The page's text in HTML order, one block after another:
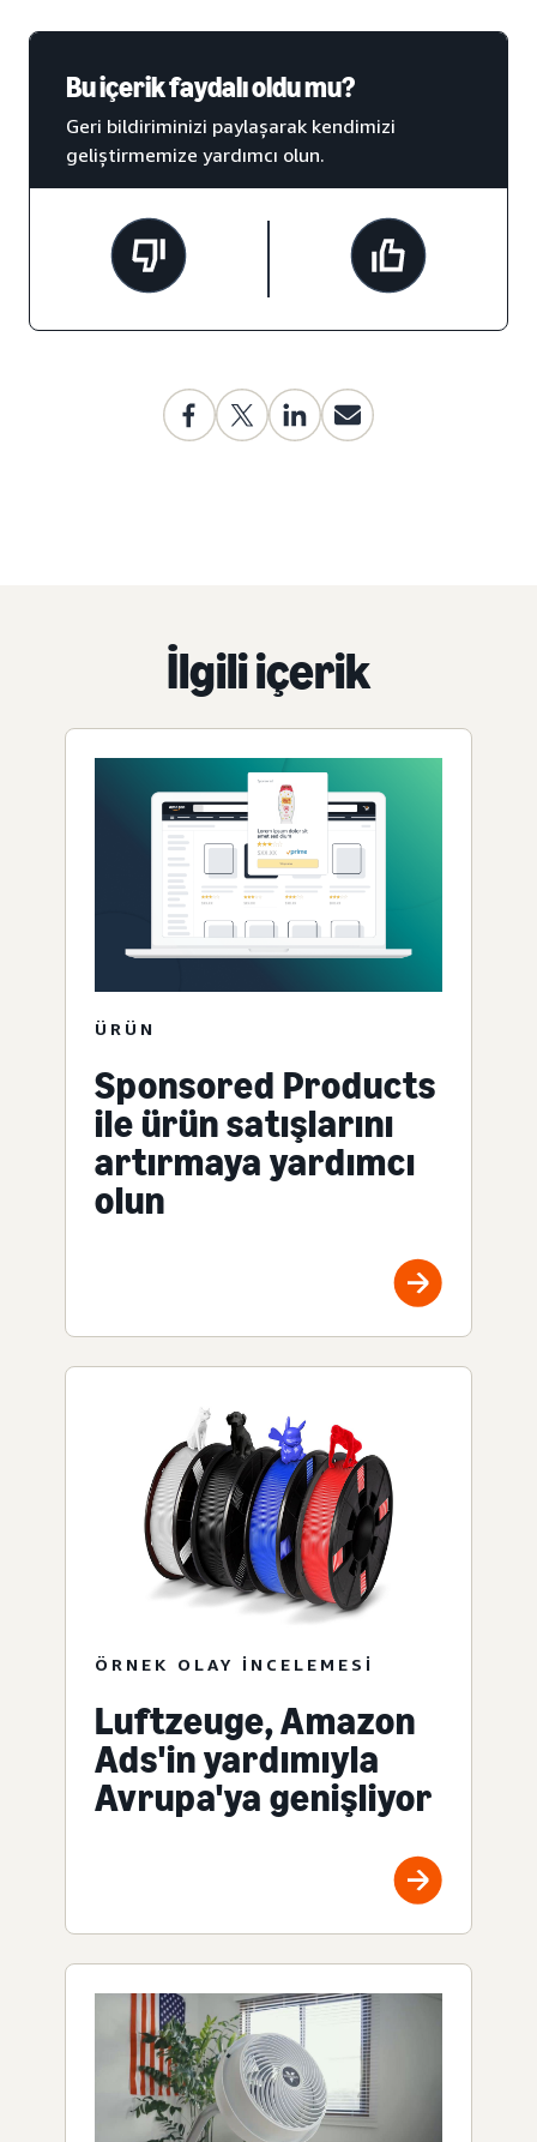
Bu içerik faydalı oldu mu?
Geri bildiriminizi paylaşarak kendimizi
geliştirmemize yardımcı olun.
İlgili içerik
ÜRÜN
Sponsored Products
ile ürün satışlarını
artırmaya yardımcı
olun
ÖRNEK OLAY INCELEMESI
Luftzeuge, Amazon
Ads'in yardımıyla
Avrupa'ya genişliyor